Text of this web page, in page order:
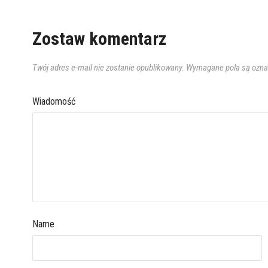
Zostaw komentarz
Twój adres e-mail nie zostanie opublikowany. Wymagane pola są
Wiadomość
Name